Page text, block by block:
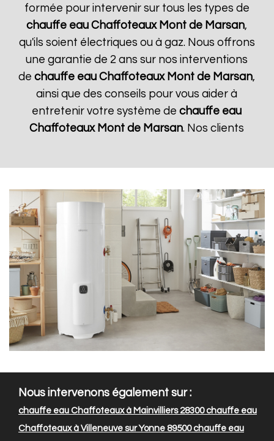
formée pour intervenir sur tous les types de
chauffe eau Chaffoteaux Mont de Marsan,
qu'ils soient électriques ou à gaz. Nous offrons
une garantie de 2 ans sur nos interventions
dechauffe eau Chaffoteaux Mont de Marsan,
ainsi que des conseils pour vous aider à
entretenir votre système dechauffe eau
Chaffoteaux Mont de Marsan. Nos clients
Nous intervenons également sur :
chauffe eau Chaffoteaux à Mainvilliers 28300chauffe eau
Chaffoteaux à Villeneuve sur Yonne 89500chauffe eau